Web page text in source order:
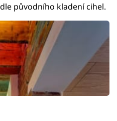
původního kladení cihel.